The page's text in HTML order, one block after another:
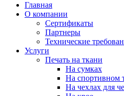
Главная
О компании
Сертификаты
Партнеры
Технические
Услуги
Печать на ткани
На сумках
На спортивном
На чехлах для